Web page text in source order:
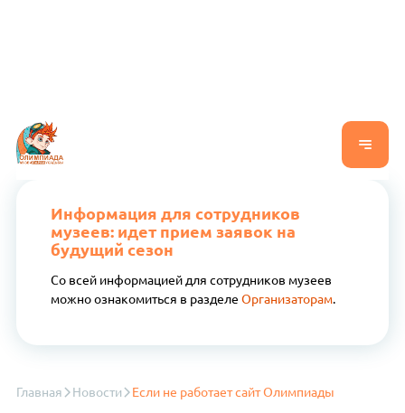
Информация для сотрудников
музеев: идет прием заявок на
будущий сезон
Со всей информацией для сотрудников музеев
можно ознакомиться в разделе Организаторам.
Главная Новости Если не работает сайт Олимпиады